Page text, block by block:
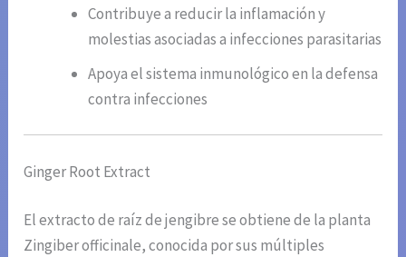
Contribuye a reducir la inflamación y
molestias asociadas a infecciones parasitarias
Apoya el sistema inmunológico en la defensa
contra infecciones
Ginger Root Extract
El extracto de raíz de jengibre se obtiene de la planta
Zingiber officinale, conocida por sus múltiples